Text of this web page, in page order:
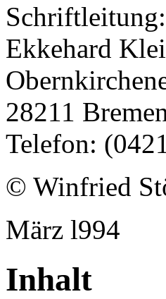
Schriftleitung:
Ekkehard
28211 Bremen
Telefon:
© Winfried
März l994
Inhalt